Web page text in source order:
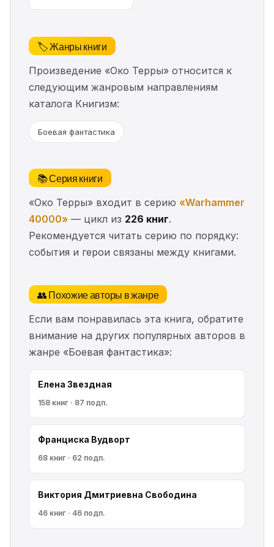
🏷️ Жанры книги
Произведение «Око Терры» относится к
следующим жанровым направлениям
каталога Книгизм:
Боевая фантастика
📚 Серия книги
«Око Терры» входит в серию «Warhammer
40000» — цикл из 226 книг.
Рекомендуется читать серию по порядку:
события и герои связаны между книгами.
👥 Похожие авторы в жанре
Если вам понравилась эта книга, обратите
внимание на других популярных авторов в
жанре «Боевая фантастика»:
Елена Звездная
158 книг · 87 подп.
Франциска Вудворт
68 книг · 62 подп.
Виктория Дмитриевна Свободина
46 книг · 46 подп.